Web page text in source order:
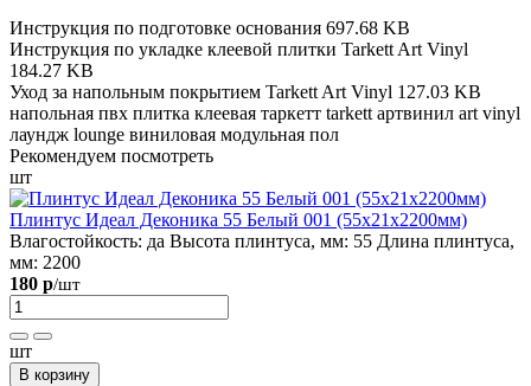
Инструкция по подготовке основания 697.68 KB
Инструкция по укладке клеевой плитки Tarkett Art Vinyl
184.27 KB
Уход за напольным покрытием Tarkett Art Vinyl 127.03 KB
напольная пвх плитка клеевая таркетт tarkett артвинил art vinyl
лаундж lounge виниловая модульная пол
Рекомендуем посмотреть
шт
Плинтус Идеал Деконика 55 Белый 001 (55х21х2200мм)
Влагостойкость: да Высота плинтуса, мм: 55 Длина плинтуса,
мм: 2200
180 р/шт
шт
В корзину